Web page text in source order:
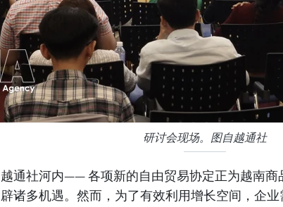
研讨会现场。图自越通社
越通社河内—— 各项新的自由贸易协定正为越南商
辟诸多机遇。然而，为了有效利用增长空间，企